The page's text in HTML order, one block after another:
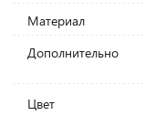
Материал
Дополнительно
Цвет